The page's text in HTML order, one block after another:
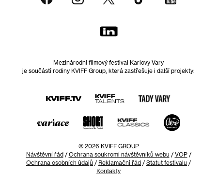
Mezinárodní filmový festival Karlovy Vary
je součástí rodiny KVIFF Group, která zastřešuje i další projekty:
© 2026 KVIFF GROUP
Návštěvní řád/ Ochrana soukromí návštěvníků webu / VOP/
Ochrana osobních údajů / Reklamační řád / Statut festivalu /
Kontakty